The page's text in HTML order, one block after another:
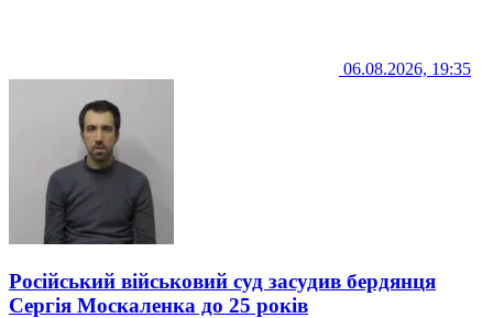
06.08.2026, 19:35
Російський військовий суд засудив бердянця
Сергія Москаленка до 25 років